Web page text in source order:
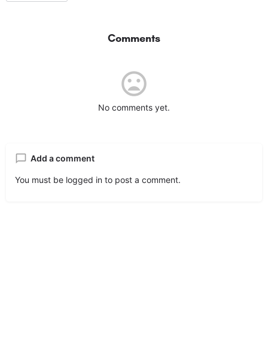
Comments
No comments yet.
Add a comment
You must be logged in to post a comment.